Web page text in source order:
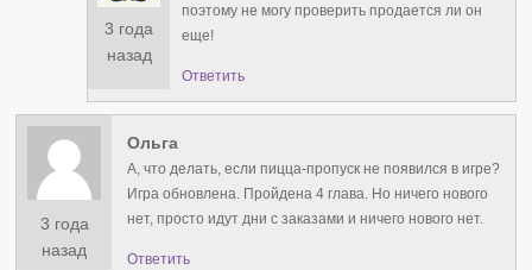
3 года
назад
поэтому не могу проверить продается ли он
еще!
Ответить
3 года
назад
Ольга
А, что делать, если пицца-пропуск не появился в игре?
Игра обновлена. Пройдена 4 глава. Но ничего нового
нет, просто идут дни с заказами и ничего нового нет.
Ответить